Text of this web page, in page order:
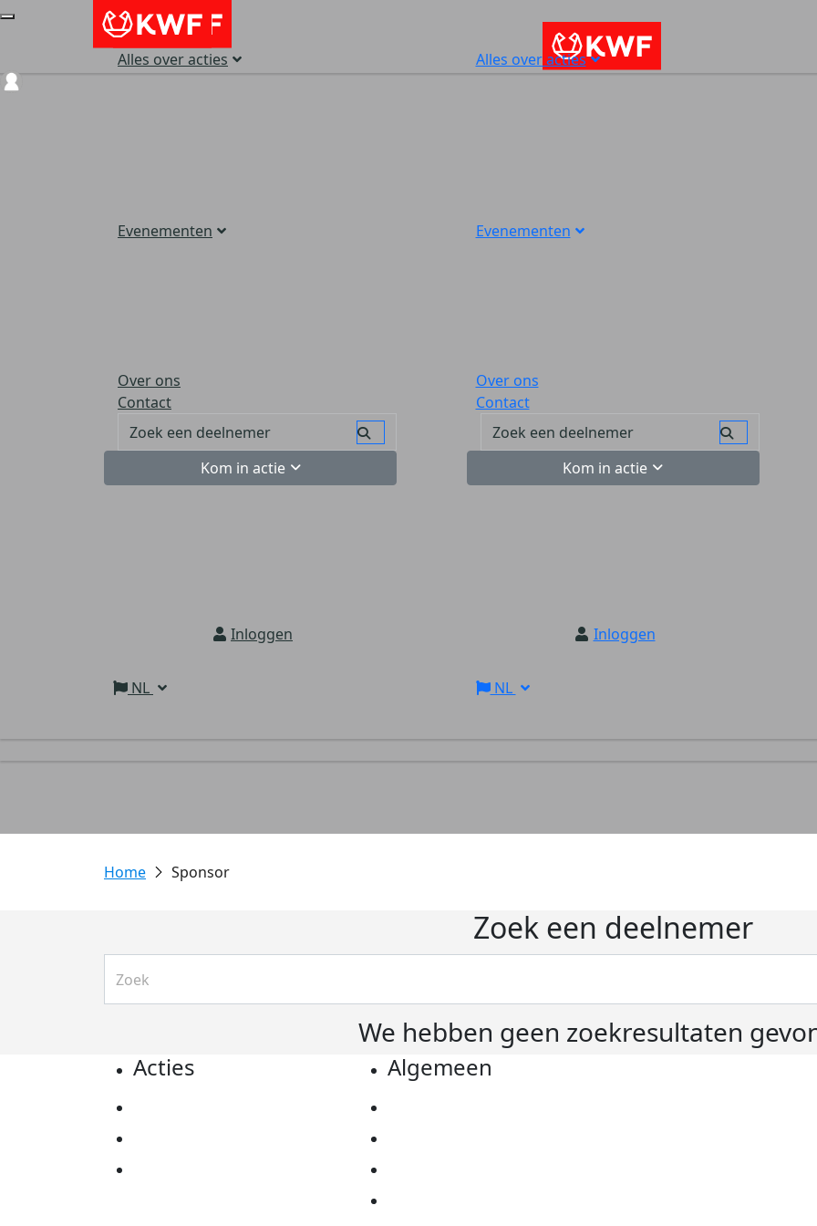
Alles over acties
Evenementen
Over ons
Contact
Kom in actie
Inloggen
NL
Alles over acties
Evenementen
Over ons
Contact
Kom in actie
Inloggen
NL
Sponsor
Zoek een deelnemer
We hebben geen zoekresultaten
Acties Algemeen